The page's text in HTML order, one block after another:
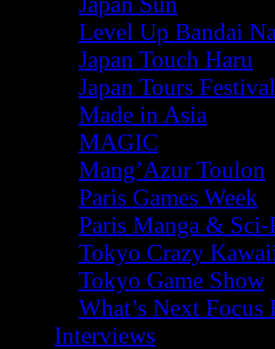
Level Up Bandai
Japan Touch Haru
Japan Tours Festival
Made in Asia
MAGIC
Mang’Azur Toulon
Paris Games Week
Paris Manga &
Tokyo Crazy
Tokyo Game Show
What’s Next
Interviews